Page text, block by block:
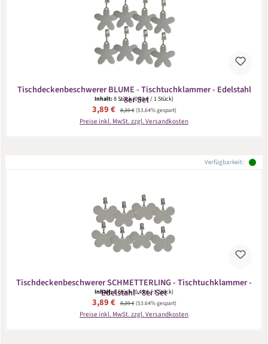
Tischdeckenbeschwerer BLUME - Tischtuchklammer - Edelstahl
- 8er Set
Inhalt:8 Stück(0,49 € / 1 Stück)
Verkaufspreis:
3,89 € Regulärer Preis:
8,39 €(53.64% gespart)
Preise inkl. MwSt. zzgl. Versandkosten
Verfügbarkeit:
Tischdeckenbeschwerer SCHMETTERLING - Tischtuchklammer -
Edelstahl - 8er Set
Inhalt:8 Stück(0,49 € / 1 Stück)
Verkaufspreis:
3,89 € Regulärer Preis:
8,39 €(53.64% gespart)
Preise inkl. MwSt. zzgl. Versandkosten